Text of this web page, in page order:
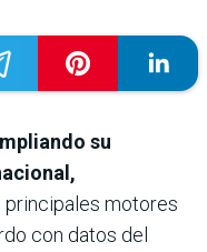
su
principales motores
con datos del